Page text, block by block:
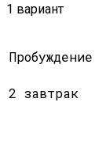
1 вариант
Пробуждение
2 завтрак